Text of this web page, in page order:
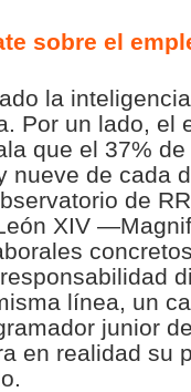
sobre el
la
Por un lado, el
que el 37%
nueve de cada
de
XIV —
línea, un
junior
en realidad su